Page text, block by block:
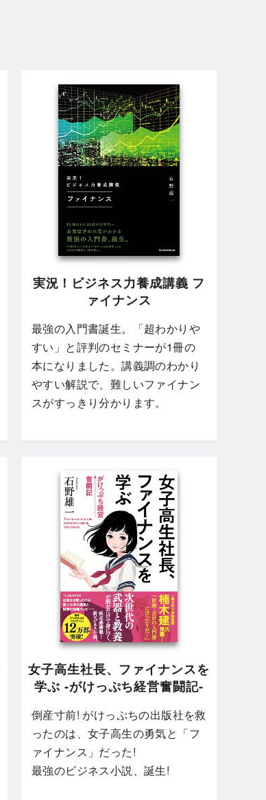
実況！ビジネス力養成講義 フ
ァイナンス
最強の入門書誕生。「超わかりや
すい」と評判のセミナーが1冊の
本になりました。講義調のわかり
やすい解説で、難しいファイナン
スがすっきり分かります。
女子高生社長、ファイナンスを
学ぶ -がけっぷち経営奮闘記-
倒産寸前! がけっぷちの出版社を救
ったのは、女子高生の勇気と「フ
ァイナンス」だった!
最強のビジネス小説、誕生!